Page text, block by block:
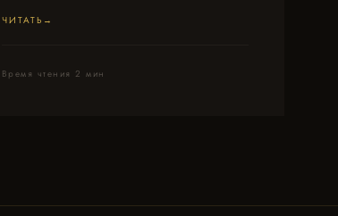
ЧИТАТЬ
Время чтения 2 мин